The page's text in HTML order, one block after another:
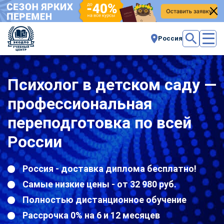
Россия
Психолог в детском саду —
профессиональная
переподготовка по всей
России
Россия - доставка диплома бесплатно!
Самые низкие цены - от 32 980 руб.
Полностью дистанционное обучение
Рассрочка 0% на 6 и 12 месяцев